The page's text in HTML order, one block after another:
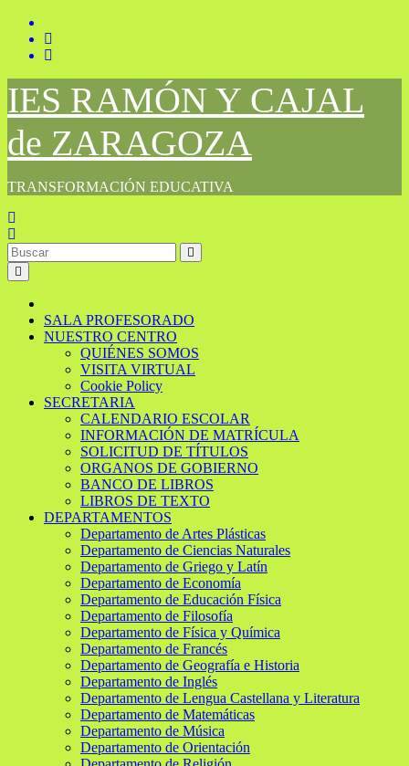
Saltar
contenido
IES RAMÓN Y CAJAL
de ZARAGOZA
TRANSFORMACIÓN EDUCATIVA
SALA PROFESORADO
NUESTRO CENTRO
QUIÉNES SOMOS
VISITA VIRTUAL
Cookie Policy
SECRETARIA
CALENDARIO ESCOLAR
INFORMACIÓN DE MATRÍCULA
SOLICITUD DE TÍTULOS
ORGANOS DE GOBIERNO
BANCO DE LIBROS
LIBROS DE TEXTO
DEPARTAMENTOS
Departamento de Artes Plásticas
Departamento de Ciencias Naturales
Departamento de Griego y Latín
Departamento de Economía
Departamento de Educación Física
Departamento de Filosofía
Departamento de Física y Química
Departamento de Francés
Departamento de Geografía e Historia
Departamento de Inglés
Departamento de Lengua Castellana y Literatura
Departamento de Matemáticas
Departamento de Música
Departamento de Orientación